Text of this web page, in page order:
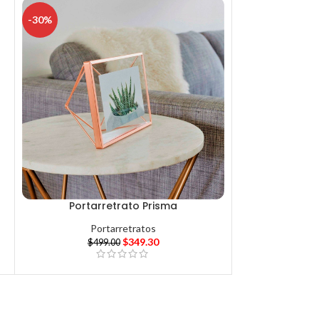
-30%
Portarretrato Prisma
Portarretratos
$499.00 $349.30